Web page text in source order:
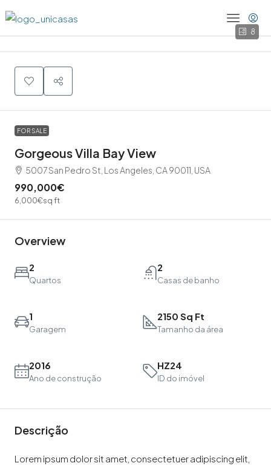
8
FOR SALE
Gorgeous Villa Bay View
5007 San Pedro St, Los Angeles, CA 90011, USA
990,000€
6,000€sq ft
Overview
2
Quartos
2
Casas de banho
1
Garagem
2150 Sq Ft
Tamanho da área
2016
Ano de construção
HZ24
ID do imóvel
Descrição
Lorem ipsum dolor sit amet, consectetuer adipiscing elit,